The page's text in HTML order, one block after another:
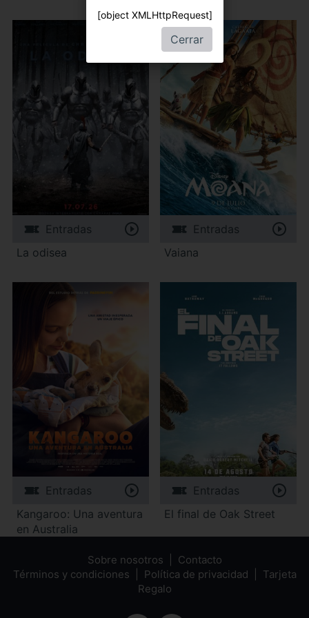
Entradas
La odisea
Entradas
Vaiana
Entradas
Kangaroo: Una aventura
en Australia
Entradas
El final de Oak Street
Sobre nosotros
Contacto
Términos y condiciones
Política de privacidad
Tarjeta
Regalo
[object XMLHttpRequest]
Cerrar